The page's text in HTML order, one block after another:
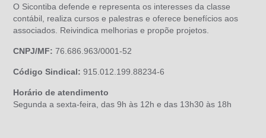
O Sicontiba defende e representa os interesses da classe
contábil, realiza cursos e palestras e oferece benefícios aos
associados. Reivindica melhorias e propõe projetos.
CNPJ/MF: 76.686.963/0001-52
Código Sindical: 915.012.199.88234-6
Horário de atendimento
Segunda a sexta-feira, das 9h às 12h e das 13h30 às 18h